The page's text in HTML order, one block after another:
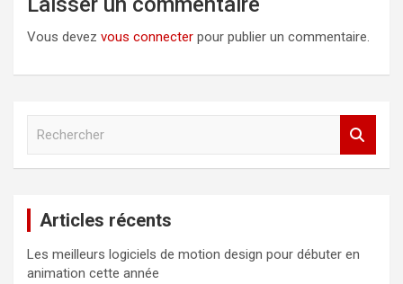
Vous devez vous connecter pour publier un commentaire.
c
h
e
Articles récents
Les meilleurs logiciels de motion design pour débuter en
animation cette année